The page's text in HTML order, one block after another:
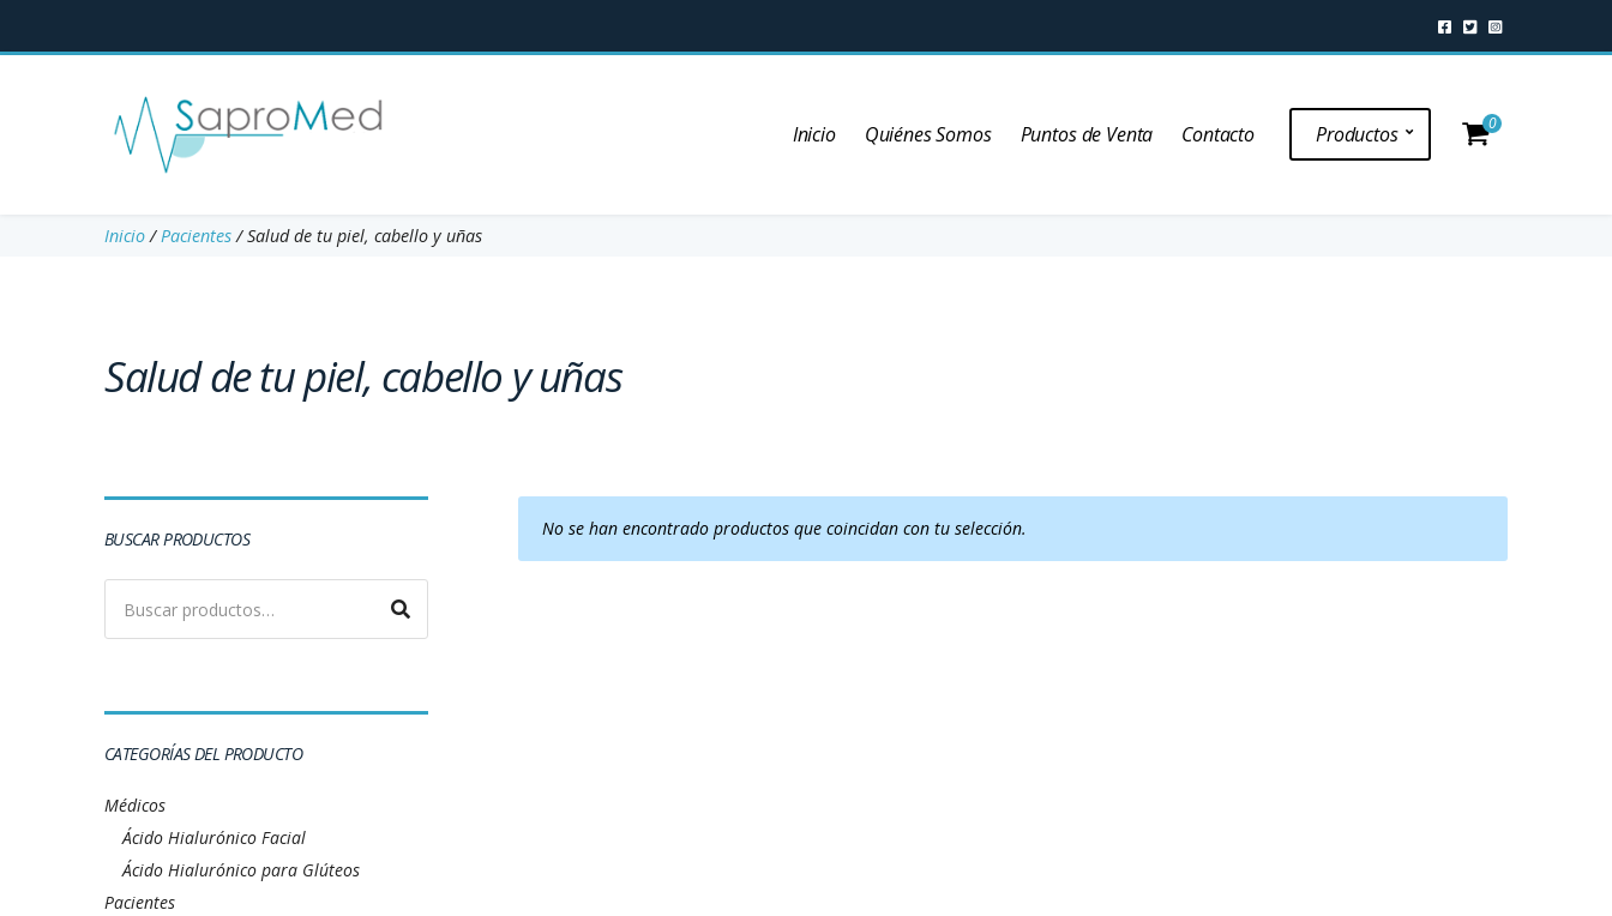
Inicio Quiénes Somos Puntos de Venta Contacto Productos 0
Inicio/Pacientes/ Salud de tu piel, cabello y uñas
Salud de tu piel, cabello y uñas
No se han encontrado productos que coincidan con tu selección.
BUSCAR PRODUCTOS
CATEGORÍAS DEL PRODUCTO
Médicos
Ácido Hialurónico Facial
Ácido Hialurónico para Glúteos
Pacientes